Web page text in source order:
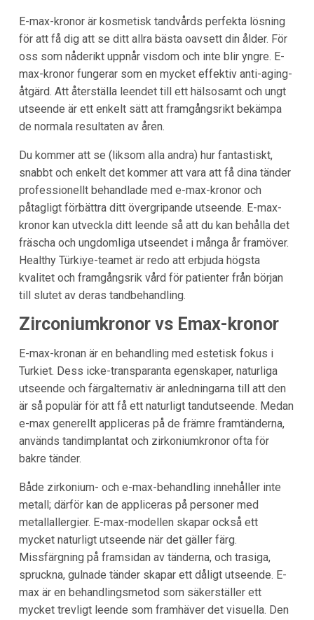
E-max-kronor är kosmetisk tandvårds perfekta lösning
för att få dig att se ditt allra bästa oavsett din ålder. För
oss som nåderikt uppnår visdom och inte blir yngre. E-
max-kronor fungerar som en mycket effektiv anti-aging-
åtgärd. Att återställa leendet till ett hälsosamt och ungt
utseende är ett enkelt sätt att framgångsrikt bekämpa
de normala resultaten av åren.
Du kommer att se (liksom alla andra) hur fantastiskt,
snabbt och enkelt det kommer att vara att få dina tänder
professionellt behandlade med e-max-kronor och
påtagligt förbättra ditt övergripande utseende. E-max-
kronor kan utveckla ditt leende så att du kan behålla det
fräscha och ungdomliga utseendet i många år framöver.
Healthy Türkiye-teamet är redo att erbjuda högsta
kvalitet och framgångsrik vård för patienter från början
till slutet av deras tandbehandling.
Zirconiumkronor vs Emax-kronor
E-max-kronan är en behandling med estetisk fokus i
Turkiet. Dess icke-transparanta egenskaper, naturliga
utseende och färgalternativ är anledningarna till att den
är så populär för att få ett naturligt tandutseende. Medan
e-max generellt appliceras på de främre framtänderna,
används tandimplantat och zirkoniumkronor ofta för
bakre tänder.
Både zirkonium- och e-max-behandling innehåller inte
metall; därför kan de appliceras på personer med
metallallergier. E-max-modellen skapar också ett
mycket naturligt utseende när det gäller färg.
Missfärgning på framsidan av tänderna, och trasiga,
spruckna, gulnade tänder skapar ett dåligt utseende. E-
max är en behandlingsmetod som säkerställer ett
mycket trevligt leende som framhäver det visuella. Den